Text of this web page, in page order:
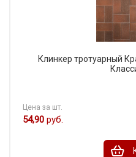
Клинкер тротуарный
Цена за шт.
54,90 руб.